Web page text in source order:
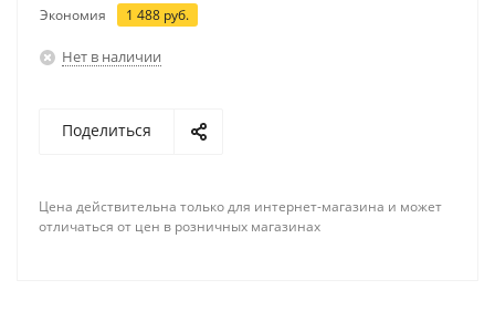
Экономия 1 488 руб.
Нет в наличии
Поделиться
Цена действительна только для интернет-магазина и может
отличаться от цен в розничных магазинах